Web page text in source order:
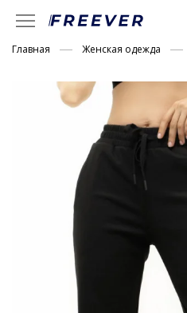
Главная Женская одежда